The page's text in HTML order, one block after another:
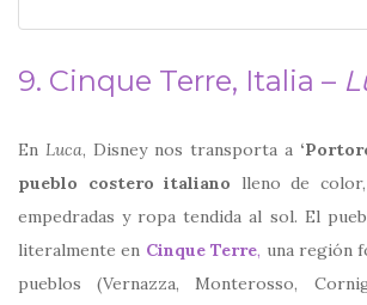
9. Cinque Terre, Italia –
En Luca, Disney nos transporta a
pueblo costero italiano lleno de
empedradas y ropa tendida al sol. El
literalmente en Cinque Terre, una región
pueblos (Vernazza, Monterosso,